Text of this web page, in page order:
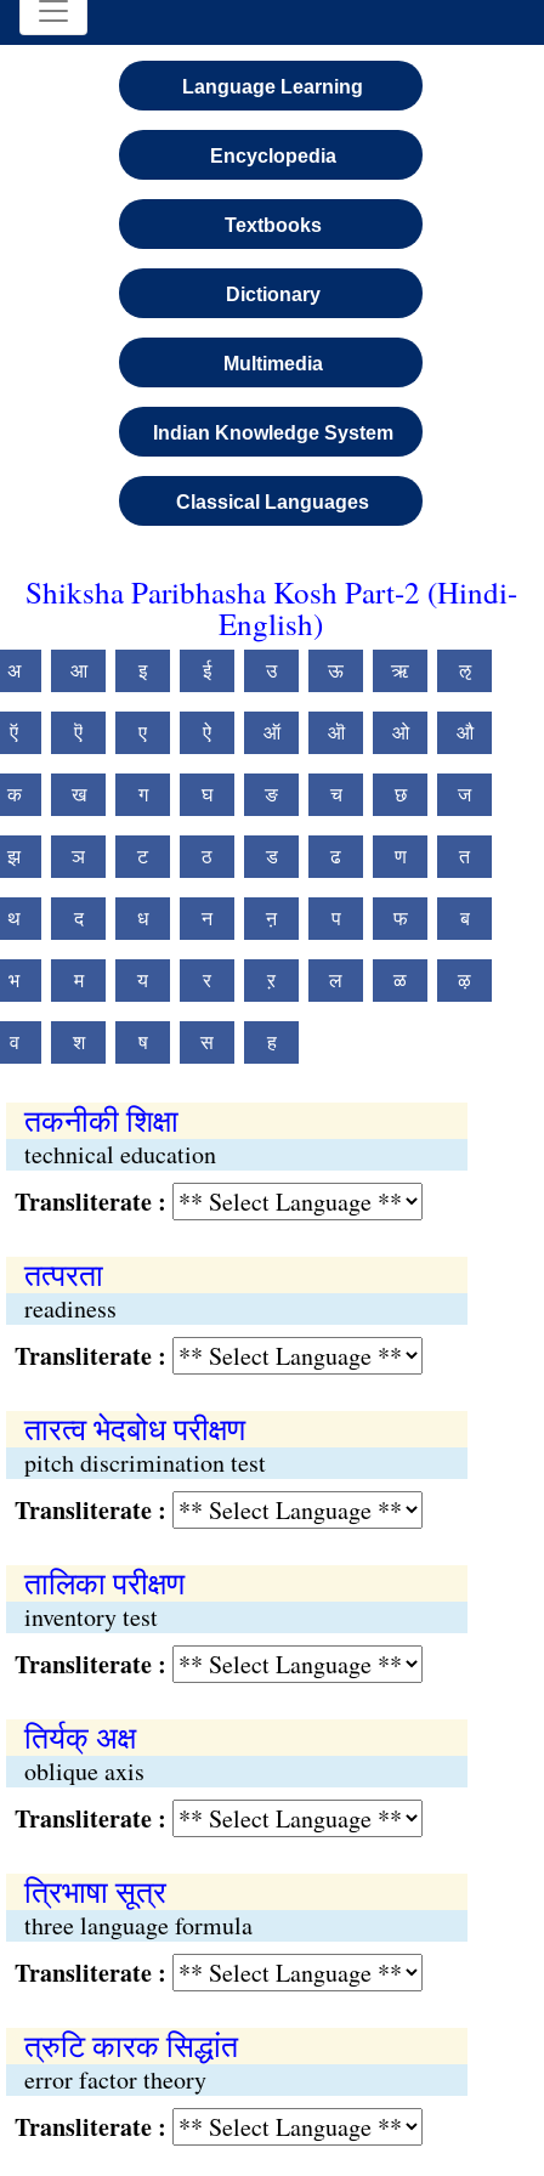
Language Learning
Encyclopedia
Textbooks
Dictionary
Multimedia
Indian Knowledge System
Classical Languages
Shiksha Paribhasha Kosh Part-2 (Hindi-
English)
अ आ इ ई उ ऊ ऋ ऌ
ऍ ऎ ए ऐ ऑ ऒ ओ औ
क ख ग घ ङ च छ ज
झ ञ ट ठ ड ढ ण त
थ द ध न ऩ प फ ब
भ म य र ऱ ल ळ ऴ
व श ष स ह
तकनीकी शिक्षा
technical education
:
तत्परता
readiness
:
तारत्व भेदबोध परीक्षण
pitch discrimination test
:
तालिका परीक्षण
inventory test
:
तिर्यक् अक्ष
oblique axis
:
त्रिभाषा सूत्र
three language formula
:
त्रुटि कारक सिद्धांत
error factor theory
: